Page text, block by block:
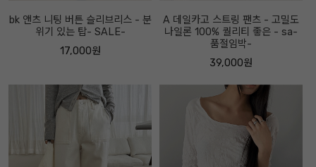
bk 앤츠 니팅 버튼 슬리브리스 - 분
위기 있는 탑- SALE-
17,000원
A 데일카고 스트링 팬츠 - 고밀도
나일론 100% 퀄리티 좋은 - sa-
품절임박-
39,000원